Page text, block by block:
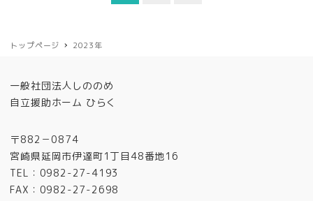
ビ
ー
ョ
ン
トップページ 2023年
一般社団法人しののめ
自立援助ホーム ひらく
〒882－0874
宮崎県延岡市伊達町1丁目48番地16
TEL：0982-27-4193
FAX：0982-27-2698